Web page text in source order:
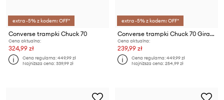
extra -5% z kodem: OFF*
Converse trampki Chuck 70
Cena aktualna:
324,99 zł
Cena regularna:449,99 zł
Najniższa cena:339,99 zł
extra -5% z kodem: OFF*
Converse trampki Chuck 70 Giraffe
Cena aktualna:
239,99 zł
Cena regularna:449,99 zł
Najniższa cena:254,99 zł